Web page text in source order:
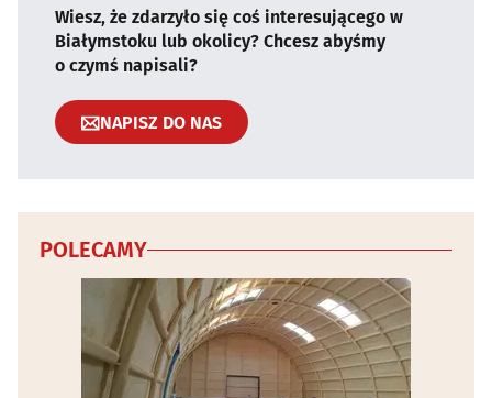
Wiesz, że zdarzyło się coś interesującego w
Białymstoku lub okolicy? Chcesz abyśmy
o czymś napisali?
NAPISZ DO NAS
POLECAMY